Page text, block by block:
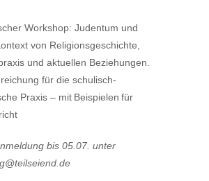
Workshop: Judentum und
von Religionsgeschichte,
und aktuellen Beziehungen.
für die schulisch-
Praxis – mit Beispielen für
bis 05.07. unter